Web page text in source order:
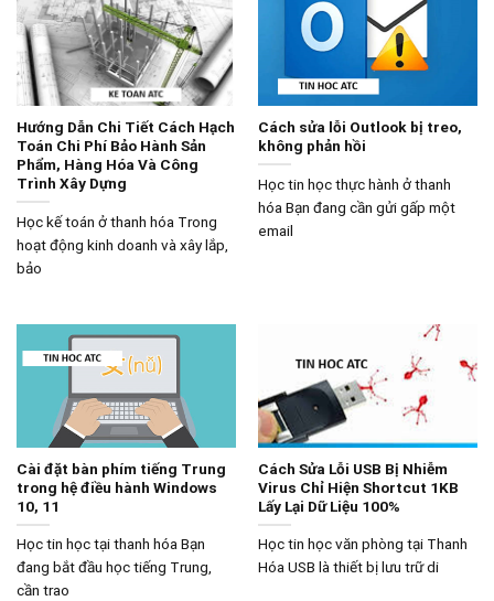
Hướng Dẫn Chi Tiết Cách Hạch
Toán Chi Phí Bảo Hành Sản
Phẩm, Hàng Hóa Và Công
Trình Xây Dựng
Học kế toán ở thanh hóa Trong
hoạt động kinh doanh và xây lắp,
bảo
Cách sửa lỗi Outlook bị treo,
không phản hồi
Học tin học thực hành ở thanh
hóa Bạn đang cần gửi gấp một
email
Cài đặt bàn phím tiếng Trung
trong hệ điều hành Windows
10, 11
Học tin học tại thanh hóa Bạn
đang bắt đầu học tiếng Trung,
cần trao
Cách Sửa Lỗi USB Bị Nhiễm
Virus Chỉ Hiện Shortcut 1KB
Lấy Lại Dữ Liệu 100%
Học tin học văn phòng tại Thanh
Hóa USB là thiết bị lưu trữ di